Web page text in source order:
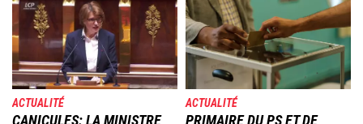
Image
ACTUALITÉ
CANICULES: LA MINISTRE
Image
ACTUALITÉ
PRIMAIRE DU PS ET DE